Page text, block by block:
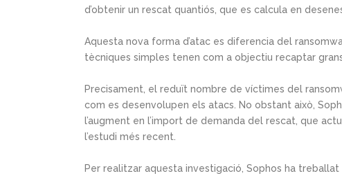
d’obtenir un rescat quantiós, que es calcula en
Aquesta nova forma d’atac es diferencia del
tècniques simples tenen com a objectiu recaptar
Precisament, el reduït nombre de víctimes del
com es desenvolupen els atacs. No obstant això,
l’augment en l’import de demanda del rescat, que
l’estudi més recent.
Per realitzar aquesta investigació, Sophos ha